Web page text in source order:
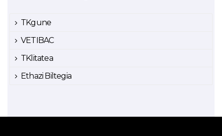
TKgune
VETIBAC
TKlitatea
Ethazi Biltegia